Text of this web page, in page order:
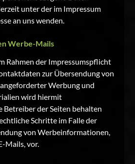
unter der im Impressum
an uns wenden.
Werbe-Mails
Rahmen der Impressumspflicht
zur Übersendung von
Werbung und
wird hiermit
Betreiber der Seiten behalten
Schritte im Falle der
von Werbeinformationen,
Mails, vor.